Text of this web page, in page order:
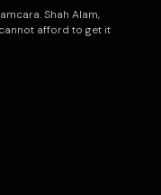
Shah Alam,
afford to get it